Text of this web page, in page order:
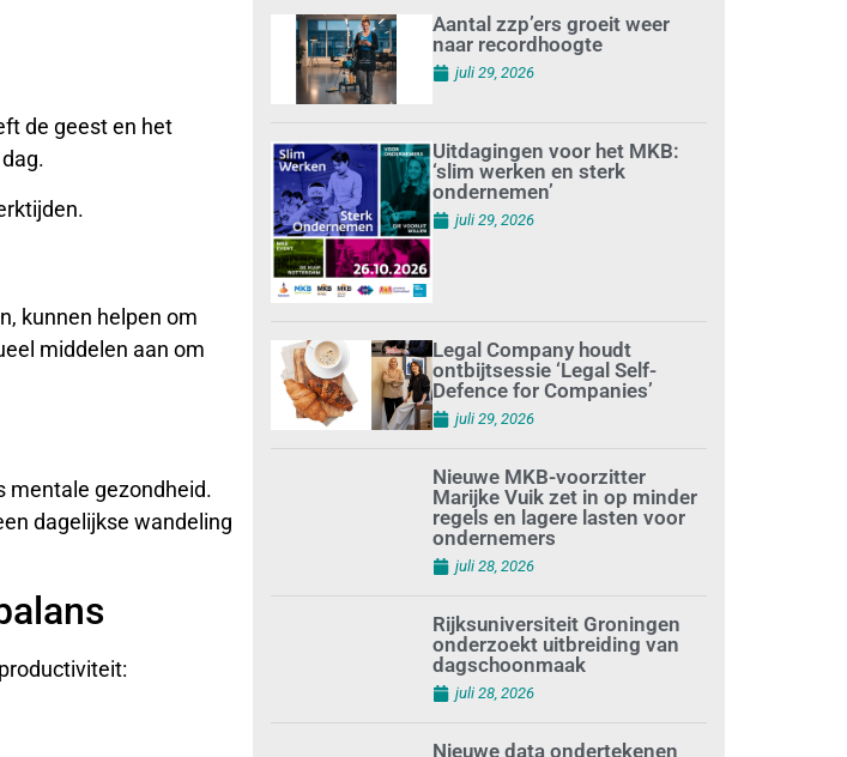
de geest en het
kunnen helpen om
middelen aan om
mentale gezondheid.
dagelijkse wandeling
Aantal zzp’ers groeit weer
naar recordhoogte
juli 29, 2026
Uitdagingen voor het MKB:
‘slim werken en sterk
ondernemen’
juli 29, 2026
Legal Company houdt
ontbijtsessie ‘Legal Self-
Defence for Companies’
juli 29, 2026
Nieuwe MKB-voorzitter
Marijke Vuik zet in op minder
regels en lagere lasten voor
ondernemers
juli 28, 2026
Rijksuniversiteit Groningen
onderzoekt uitbreiding van
dagschoonmaak
juli 28, 2026
Nieuwe data ondertekenen